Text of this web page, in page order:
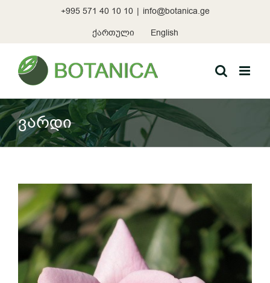
+995 571 40 10 10 | info@botanica.ge
ქართული
English
ვარდი